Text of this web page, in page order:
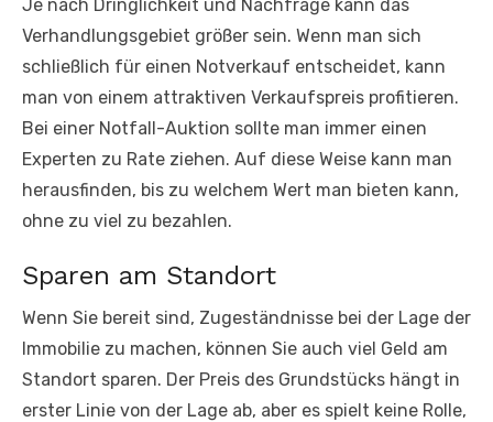
Je nach Dringlichkeit und Nachfrage kann das
Verhandlungsgebiet größer sein. Wenn man sich
schließlich für einen Notverkauf entscheidet, kann
man von einem attraktiven Verkaufspreis profitieren.
Bei einer Notfall-Auktion sollte man immer einen
Experten zu Rate ziehen. Auf diese Weise kann man
herausfinden, bis zu welchem Wert man bieten kann,
ohne zu viel zu bezahlen.
Sparen am Standort
Wenn Sie bereit sind, Zugeständnisse bei der Lage der
Immobilie zu machen, können Sie auch viel Geld am
Standort sparen. Der Preis des Grundstücks hängt in
erster Linie von der Lage ab, aber es spielt keine Rolle,